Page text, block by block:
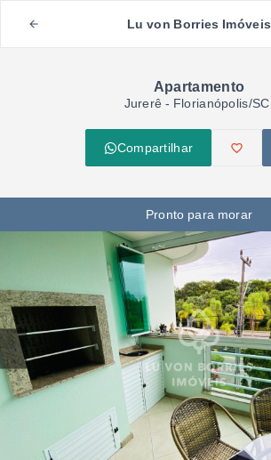
Lu von Borries Imóveis
Apartamento
Jurerê - Florianópolis/SC
Compartilhar
Pronto para morar